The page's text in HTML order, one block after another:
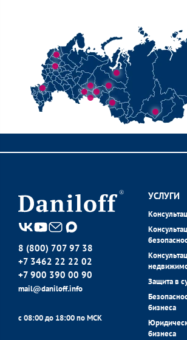
8 (800) 707 97 38
+7 3462 22 22 02
+7 900 390 00 90
mail@daniloff.info
с 08:00 до 18:00 по МСК
УСЛУГИ
Защита в
бизнеса
бизнеса